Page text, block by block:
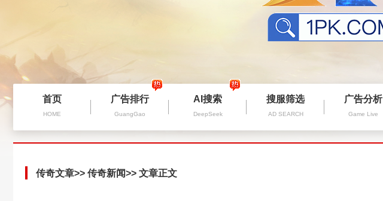
首页
HOME
广告排行
GuangGao
AI搜索
DeepSeek
搜服筛选
AD SEARCH
广告分析
Game Live
传奇文章>> 传奇新闻>> 文章正文